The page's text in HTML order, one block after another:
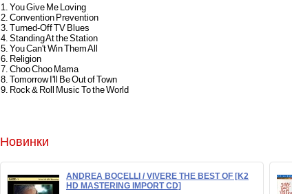
1. You Give Me Loving
2. Convention Prevention
3. Turned-Off TV Blues
4. Standing At the Station
5. You Can't Win Them All
6. Religion
7. Choo Choo Mama
8. Tomorrow I'll Be Out of Town
9. Rock & Roll Music To the World
Новинки
ANDREA BOCELLI / VIVERE THE BEST OF [K2
HD MASTERING IMPORT CD]